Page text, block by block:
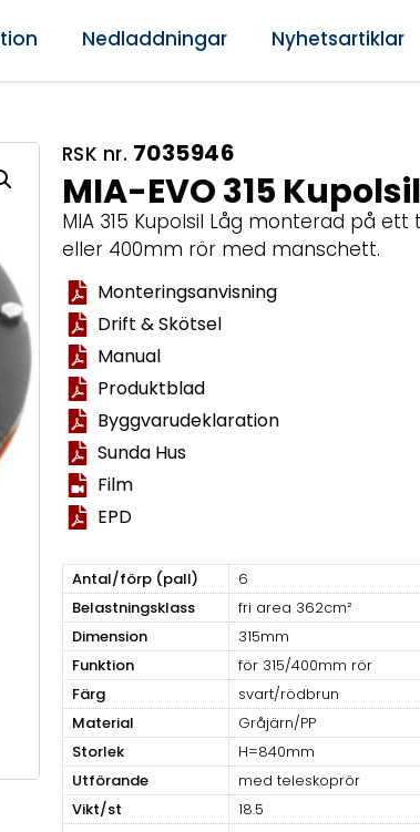
Nedladdningar Nyhetsartiklar
RSK nr. 7035946
MIA-EVO 315
MIA 315 Kupolsil Låg monterad på
eller 400mm rör med manschett.
Monteringsanvisning
Drift & Skötsel
Manual
Produktblad
Byggvarudeklaration
Sunda Hus
Film
EPD
Antal/förp (pall)
6
Belastningsklass
fri area 362cm²
Dimension
315mm
Funktion
för 315/400mm rör
Färg
svart/rödbrun
Material
Gråjärn/PP
Storlek
H=840mm
Utförande
med teleskoprör
Vikt/st
18.5